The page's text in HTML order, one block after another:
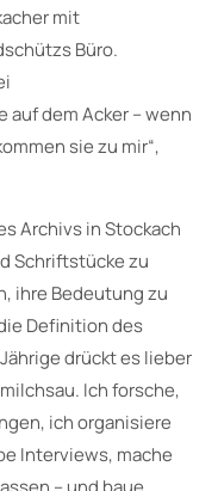
mit
Büro.
dem Acker – wenn
sie zu mir“,
Archivs in Stockach
Schriftstücke zu
ihre Bedeutung zu
Definition des
drückt es lieber
Ich forsche,
ich organisiere
Interviews, mache